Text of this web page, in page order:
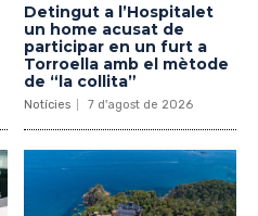
Detingut a l’Hospitalet
un home acusat de
participar en un furt a
Torroella amb el mètode
de “la collita”
Notícies 7 d'agost de 2026